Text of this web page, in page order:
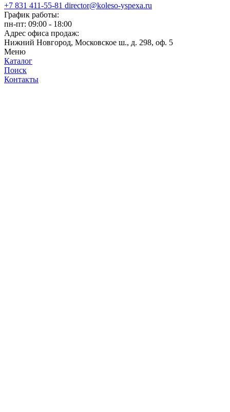
+7 831 411-55-81 director@koleso-yspexa.ru
График работы:
пн-пт: 09:00 - 18:00
Адрес офиса продаж:
Нижний Новгород, Московское ш., д. 298, оф. 5
Меню
Каталог
Поиск
Контакты